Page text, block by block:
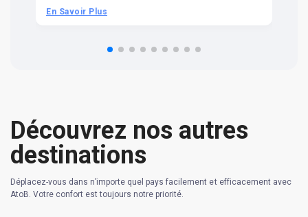
En Savoir Plus
Découvrez nos autres
destinations
Déplacez-vous dans n’importe quel pays facilement et efficacement avec
AtoB. Votre confort est toujours notre priorité.